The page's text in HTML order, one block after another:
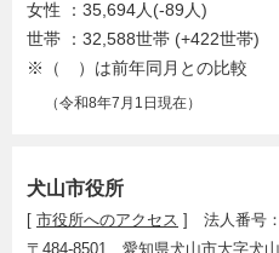
犬山市役所
[ 市役所へのアクセス ] 法人番号
〒484-8501 愛知県犬山市大字犬
女性 ：35,694人(-89人)
世帯 ：32,588世帯 (+422世帯)
※（ ）は前年同月との比較
（令和8年7月1日現在）